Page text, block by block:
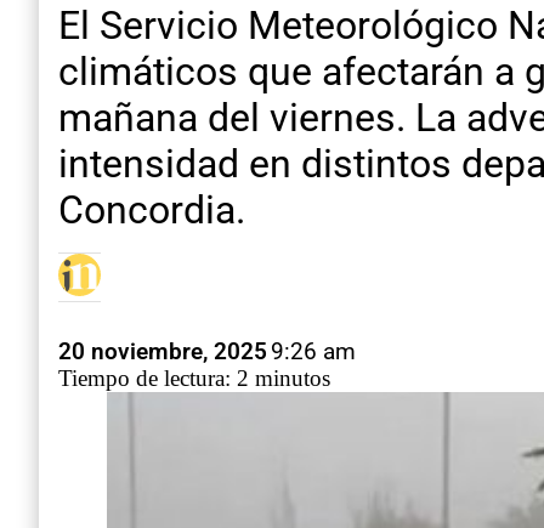
El Servicio Meteorológico
climáticos que afectarán a
mañana del viernes. La
intensidad en distintos
Concordia.
20 noviembre, 2025 9:26 am
Tiempo de lectura: 2 minutos